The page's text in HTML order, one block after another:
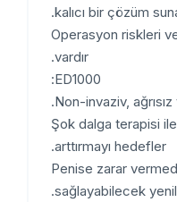
kalıcı bir
Operasyon
ED1000:
Non-invaziv,
Şok dalga
arttırmayı
Penise zarar